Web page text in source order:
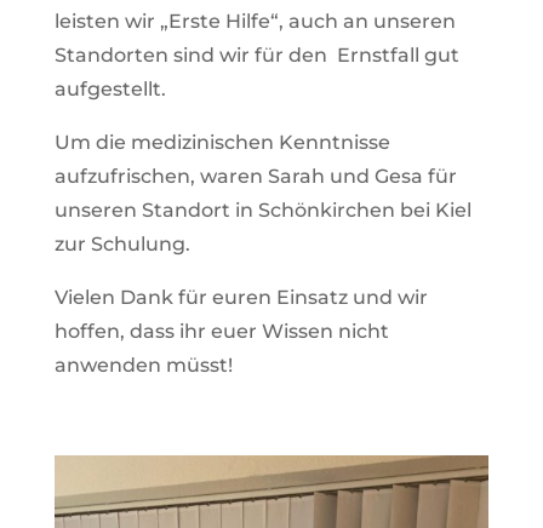
leisten wir „Erste Hilfe“, auch an unseren
Standorten sind wir für den Ernstfall gut
aufgestellt.
Um die medizinischen Kenntnisse
aufzufrischen, waren Sarah und Gesa für
unseren Standort in Schönkirchen bei Kiel
zur Schulung.
Vielen Dank für euren Einsatz und wir
hoffen, dass ihr euer Wissen nicht
anwenden müsst!